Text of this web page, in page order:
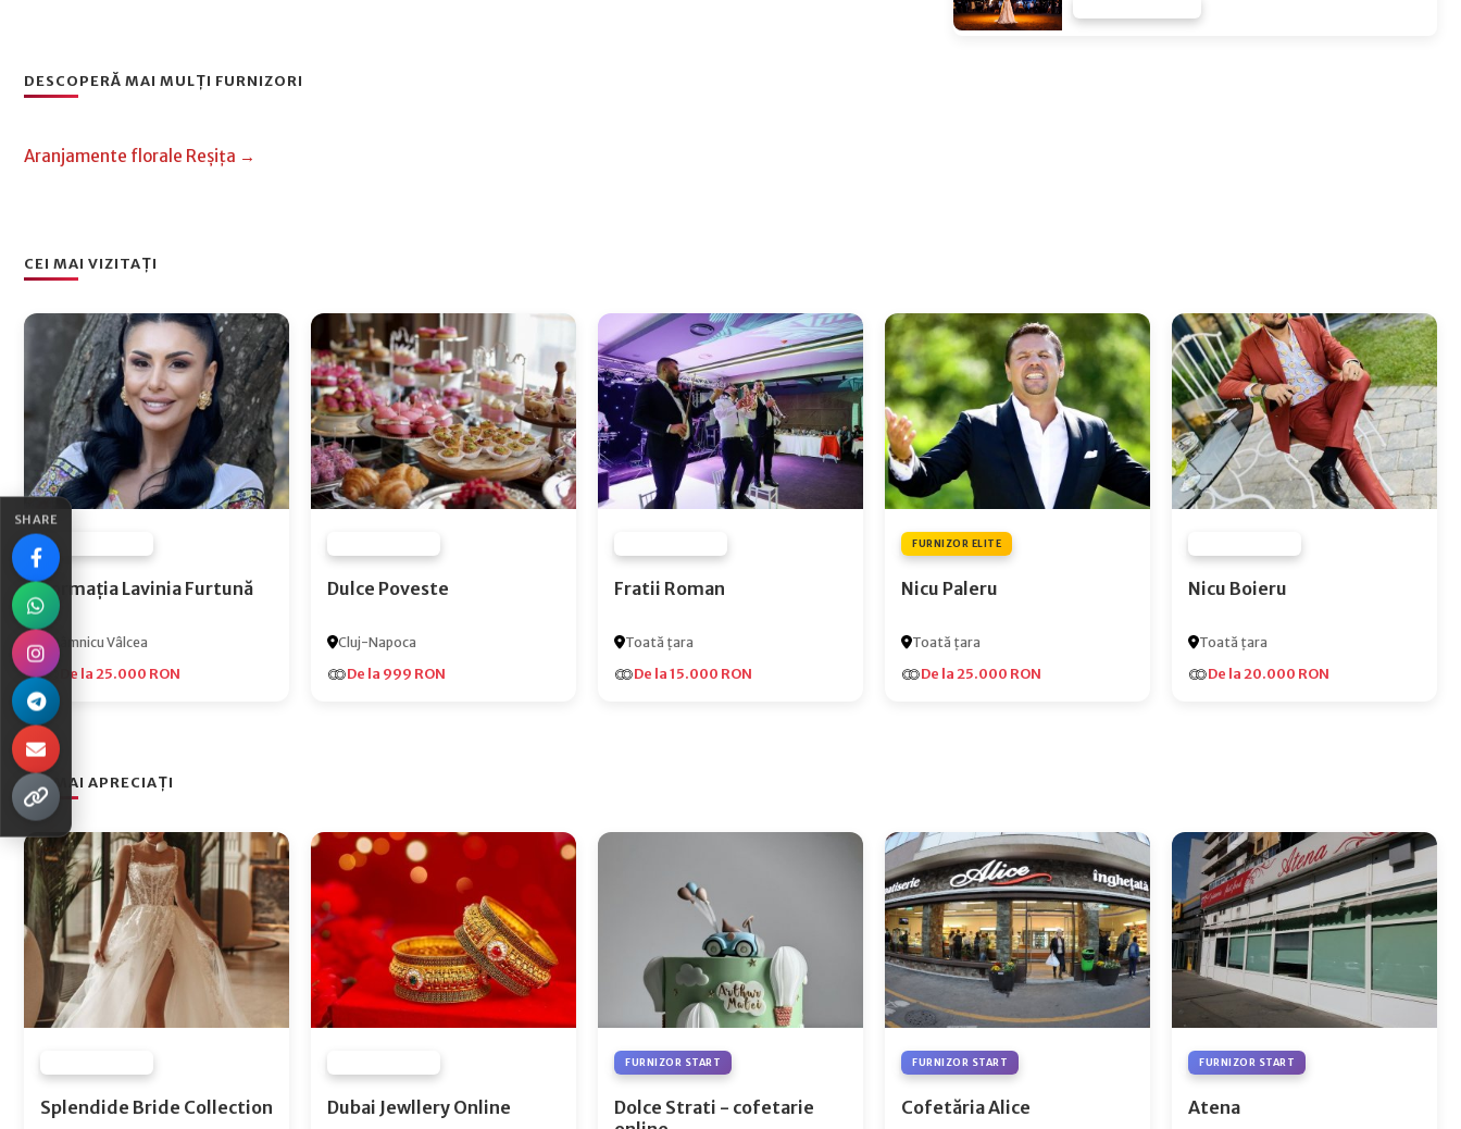
SHARE
DESCOPERĂ MAI MULȚI FURNIZORI
Aranjamente florale Reșița →
CEI MAI VIZITAȚI
FURNIZOR NONE
Formația Lavinia Furtună
Râmnicu Vâlcea
De la 25.000 RON
Dulce Poveste
Cluj-Napoca
De la 999 RON
Fratii Roman
Toată țara
De la 15.000 RON
FURNIZOR ELITE
Nicu Paleru
Toată țara
De la 25.000 RON
Nicu Boieru
Toată țara
De la 20.000 RON
CEI MAI APRECIAȚI
Splendide Bride Collection Dubai Jewllery Online
FURNIZOR START
Dolce Strati - cofetarie
FURNIZOR START
Cofetăria Alice
FURNIZOR START
Atena